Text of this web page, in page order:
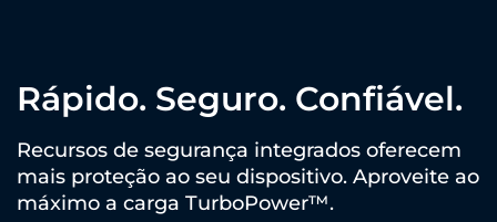
Rápido. Seguro. Confiável.
Recursos de segurança integrados oferecem
mais proteção ao seu dispositivo. Aproveite ao
máximo a carga TurboPower™.